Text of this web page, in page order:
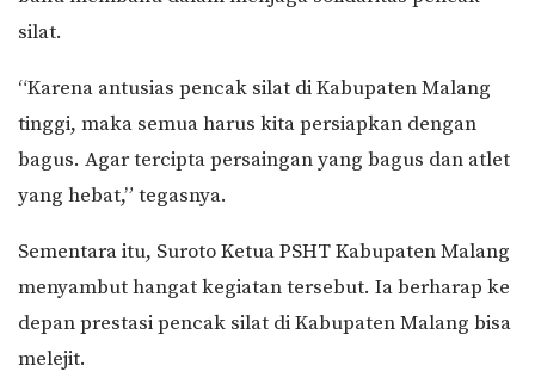
silat.
“Karena antusias pencak silat di Kabupaten Malang
tinggi, maka semua harus kita persiapkan dengan
bagus. Agar tercipta persaingan yang bagus dan atlet
yang hebat,” tegasnya.
Sementara itu, Suroto Ketua PSHT Kabupaten Malang
menyambut hangat kegiatan tersebut. Ia berharap ke
depan prestasi pencak silat di Kabupaten Malang bisa
melejit.